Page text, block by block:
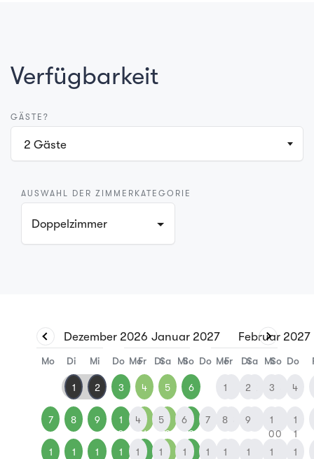
Verfügbarkeit
GÄSTE?
2 Gäste
AUSWAHL DER ZIMMERKATEGORIE
Doppelzimmer
Dezember 2026
Mo Di Mi Do Fr Sa So
1 2 3 4 5 6
7 8 9
1
0
1
2
3
1
1
1
1
2
Januar 2027
Mo Di Mi Do Fr Sa So
4 5 6 7
0
1
1
1
1
Februar 2027
Mo Di Mi Do
1 2 3 4
8 9
1
0
1
1
1
1
1
1